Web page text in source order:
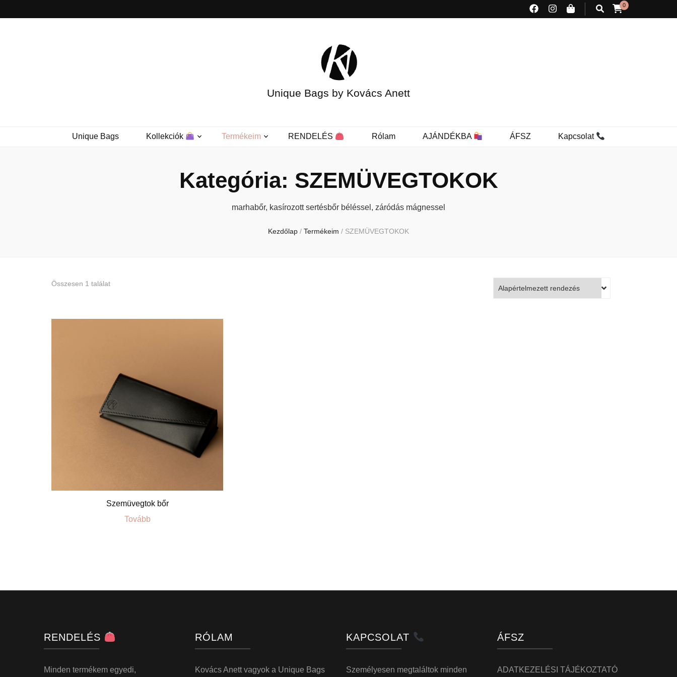
0
Unique Bags by Kovács Anett
Unique Bags Kollekciók Termékeim RENDELÉS Rólam AJÁNDÉKBA ÁFSZ Kapcsolat
Kategória: SZEMÜVEGTOKOK
marhabőr, kasírozott sertésbőr béléssel, záródás mágnessel
Kezdőlap / Termékeim / SZEMÜVEGTOKOK
Összesen 1 találat
Szemüvegtok bőr
Tovább
RENDELÉS
Minden termékem egyedi,
RÓLAM
Kovács Anett vagyok a Unique Bags
KAPCSOLAT
Személyesen megtaláltok minden
ÁFSZ
ADATKEZELÉSI TÁJÉKOZTATÓ